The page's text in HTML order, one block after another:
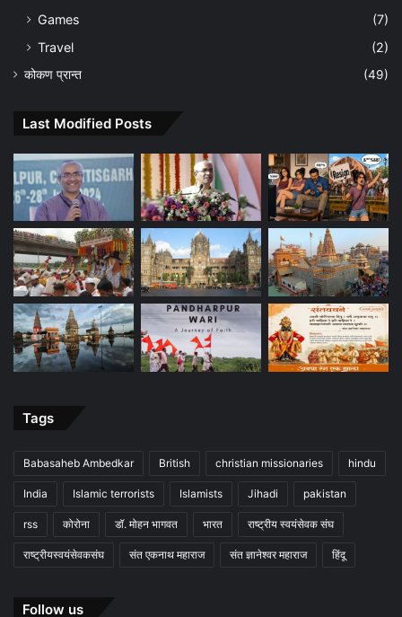
Games
(7)
Travel
(2)
कोकण प्रान्त (49)
Last Modified Posts
Tags
Babasaheb Ambedkar British christian missionaries hindu
India Islamic terrorists Islamists Jihadi pakistan
rss कोरोना डॉ. मोहन भागवत भारत राष्ट्रीय स्वयंसेवक संघ
राष्ट्रीयस्वयंसेवकसंघ संत एकनाथ महाराज संत ज्ञानेश्वर महाराज हिंदू
Follow us